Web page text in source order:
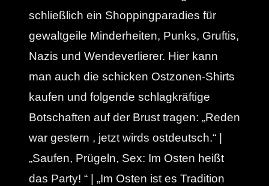
schließlich ein Shoppingparadies für
gewaltgeile Minderheiten, Punks, Gruftis,
Nazis und Wendeverlierer. Hier kann
man auch die schicken Ostzonen-Shirts
kaufen und folgende schlagkräftige
Botschaften auf der Brust tragen: „Reden
war gestern , jetzt wirds ostdeutsch.“ |
„Saufen, Prügeln, Sex: Im Osten heißt
das Party! “ | „Im Osten ist es Tradition